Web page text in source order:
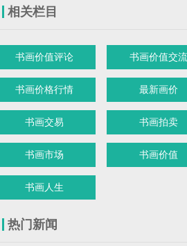
相关栏目
书画价值评论 书画价值交流
书画价格行情 最新画价
书画交易 书画拍卖
书画市场 书画价值
书画人生
热门新闻